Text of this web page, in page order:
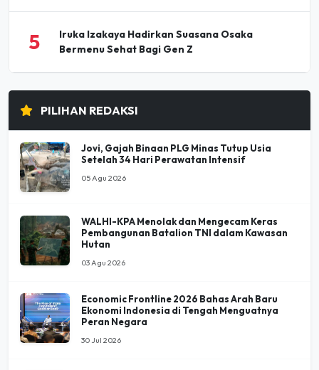
5
Iruka Izakaya Hadirkan Suasana Osaka
Bermenu Sehat Bagi Gen Z
PILIHAN REDAKSI
Jovi, Gajah Binaan PLG Minas Tutup Usia
Setelah 34 Hari Perawatan Intensif
05 Agu 2026
WALHI-KPA Menolak dan Mengecam Keras
Pembangunan Batalion TNI dalam Kawasan
Hutan
03 Agu 2026
Economic Frontline 2026 Bahas Arah Baru
Ekonomi Indonesia di Tengah Menguatnya
Peran Negara
30 Jul 2026